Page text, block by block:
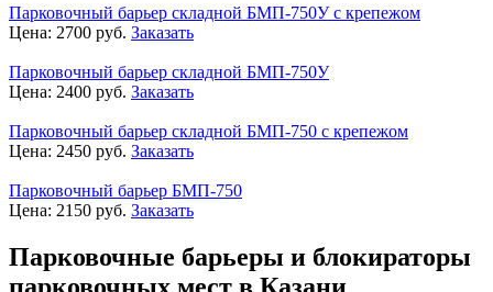
Парковочный барьер складной БМП-750У с крепежом
Цена: 2700 руб. Заказать
Парковочный барьер складной БМП-750У
Цена: 2400 руб. Заказать
Парковочный барьер складной БМП-750 с крепежом
Цена: 2450 руб. Заказать
Парковочный барьер БМП-750
Цена: 2150 руб. Заказать
Парковочные барьеры и блокираторы
парковочных мест в Казани